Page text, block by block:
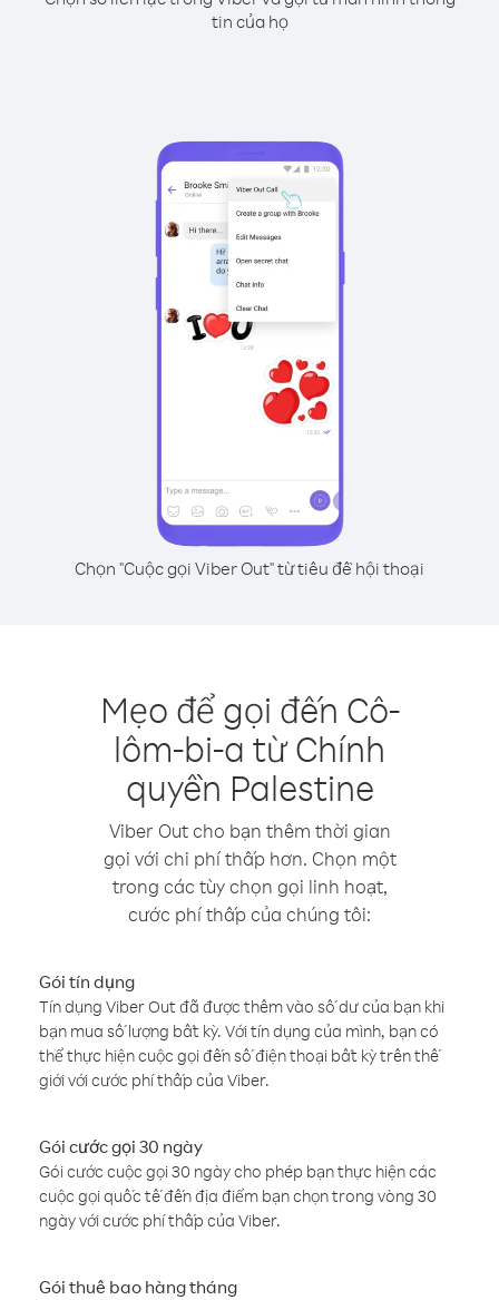
tin của họ
Chọn "Cuộc gọi Viber Out" từ tiêu đề hội thoại
Mẹo để gọi đến Cô-
lôm-bi-a từ Chính
quyền Palestine
Viber Out cho bạn thêm thời gian
gọi với chi phí thấp hơn. Chọn một
trong các tùy chọn gọi linh hoạt,
cước phí thấp của chúng tôi:
Gói tín dụng
Tín dụng Viber Out đã được thêm vào số dư của bạn khi
bạn mua số lượng bất kỳ. Với tín dụng của mình, bạn có
thể thực hiện cuộc gọi đến số điện thoại bất kỳ trên thế
giới với cước phí thấp của Viber.
Gói cước gọi 30 ngày
Gói cước cuộc gọi 30 ngày cho phép bạn thực hiện các
cuộc gọi quốc tế đến địa điểm bạn chọn trong vòng 30
ngày với cước phí thấp của Viber.
Gói thuê bao hàng tháng